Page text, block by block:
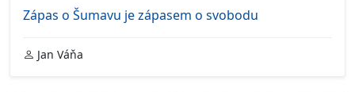
Zápas o Šumavu je zápasem o svobodu
Jan Váňa